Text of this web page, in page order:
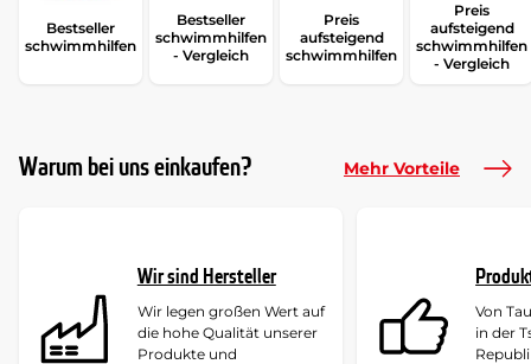
Bestseller
schwimmhilfen
Bestseller
schwimmhilfen
- Vergleich
Preis
aufsteigend
schwimmhilfen
Preis
aufsteigend
schwimmhilfen
- Vergleich
Warum bei uns einkaufen? Mehr Vorteile
Wir sind Hersteller
Wir legen großen Wert auf
die hohe Qualität unserer
Produkte und
Von
in der